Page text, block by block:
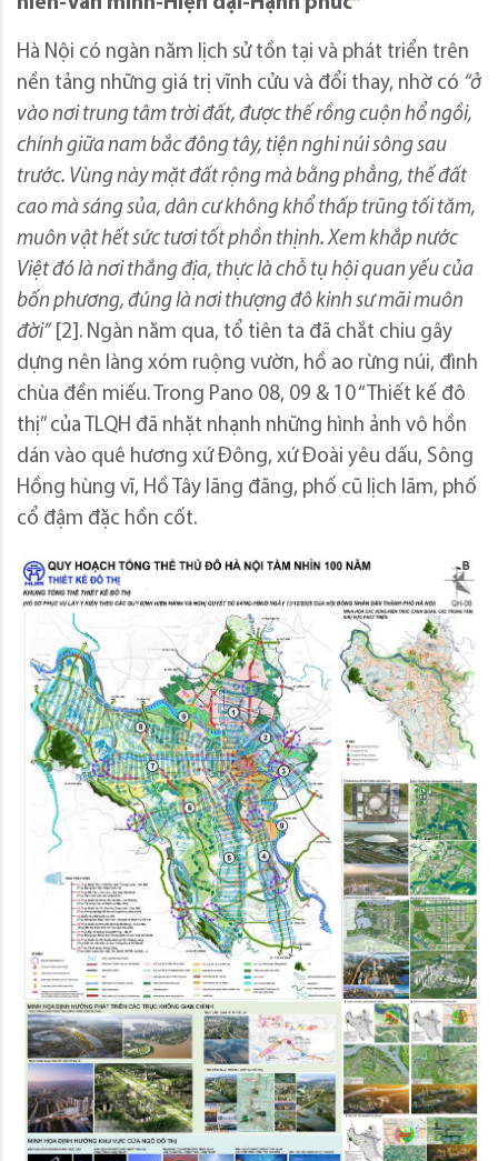
Hà Nội có ngàn năm lịch sử tồn tại và phát triển trên
nền tảng những giá trị vĩnh cửu và đổi thay, nhờ có “ở
vào nơi trung tâm trời đất, được thế rồng cuộn hổ ngồi,
chính giữa nam bắc đông tây, tiện nghi núi sông sau
trước. Vùng này mặt đất rộng mà bằng phẳng, thế đất
cao mà sáng sủa, dân cư không khổ thấp trũng tối tăm,
muôn vật hết sức tươi tốt phồn thịnh. Xem khắp nước
Việt đó là nơi thắng địa, thực là chỗ tụ hội quan yếu của
bốn phương, đúng là nơi thượng đô kinh sư mãi muôn
đời” [2]. Ngàn năm qua, tổ tiên ta đã chắt chiu gây
dựng nên làng xóm ruộng vườn, hồ ao rừng núi, đình
chùa đền miếu. Trong Pano 08, 09 & 10 “Thiết kế đô
thị” của TLQH đã nhặt nhạnh những hình ảnh vô hồn
dán vào quê hương xứ Đông, xứ Đoài yêu dấu, Sông
Hồng hùng vĩ, Hồ Tây lãng đãng, phố cũ lịch lãm, phố
cổ đậm đặc hồn cốt.